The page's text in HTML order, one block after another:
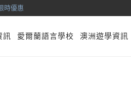
時優惠
訊 愛爾蘭語言學校 澳洲遊學資訊